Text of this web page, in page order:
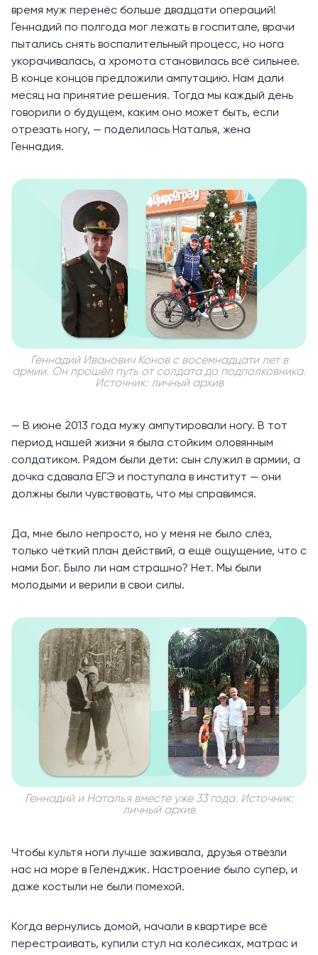
время муж перенёс больше двадцати операций!
Геннадий по полгода мог лежать в госпитале, врачи
пытались снять воспалительный процесс, но нога
укорачивалась, а хромота становилась всё сильнее.
В конце концов предложили ампутацию. Нам дали
месяц на принятие решения. Тогда мы каждый день
говорили о будущем, каким оно может быть, если
отрезать ногу, — поделилась Наталья, жена
Геннадия.
Геннадий Иванович Конов с восемнадцати лет в
армии. Он прошёл путь от солдата до подполковника.
Источник: личный архив
— В июне 2013 года мужу ампутировали ногу. В тот
период нашей жизни я была стойким оловянным
солдатиком. Рядом были дети: сын служил в армии, а
дочка сдавала ЕГЭ и поступала в институт — они
должны были чувствовать, что мы справимся.
Да, мне было непросто, но у меня не было слёз,
только чёткий план действий, а ещё ощущение, что с
нами Бог. Было ли нам страшно? Нет. Мы были
молодыми и верили в свои силы.
Геннадий и Наталья вместе уже 33 года. Источник:
личный архив
Чтобы культя ноги лучше заживала, друзья отвезли
нас на море в Геленджик. Настроение было супер, и
даже костыли не были помехой.
Когда вернулись домой, начали в квартире всё
перестраивать, купили стул на колёсиках, матрас и